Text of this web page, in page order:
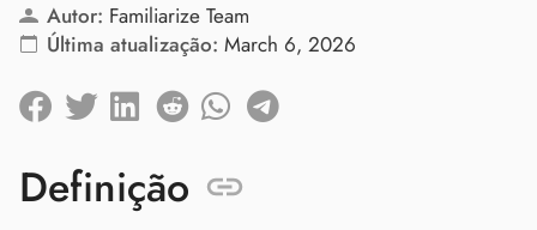
Autor: Familiarize Team
Última atualização: March 6, 2026
Definição